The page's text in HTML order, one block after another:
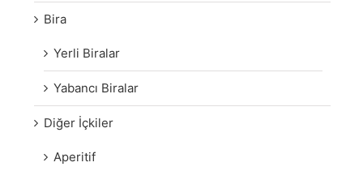
Bira
Yerli Biralar
Yabancı Biralar
Diğer İçkiler
Aperitif